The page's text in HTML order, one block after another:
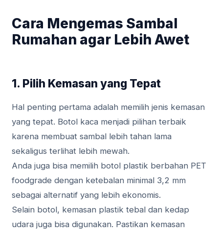
Cara Mengemas Sambal
Rumahan agar Lebih Awet
1. Pilih Kemasan yang Tepat
Hal penting pertama adalah memilih jenis kemasan
yang tepat. Botol kaca menjadi pilihan terbaik
karena membuat sambal lebih tahan lama
sekaligus terlihat lebih mewah.
Anda juga bisa memilih botol plastik berbahan PET
foodgrade dengan ketebalan minimal 3,2 mm
sebagai alternatif yang lebih ekonomis.
Selain botol, kemasan plastik tebal dan kedap
udara juga bisa digunakan. Pastikan kemasan